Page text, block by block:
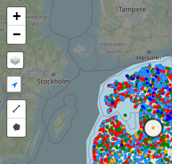
+
−
Draw a polyline
Draw a polygon